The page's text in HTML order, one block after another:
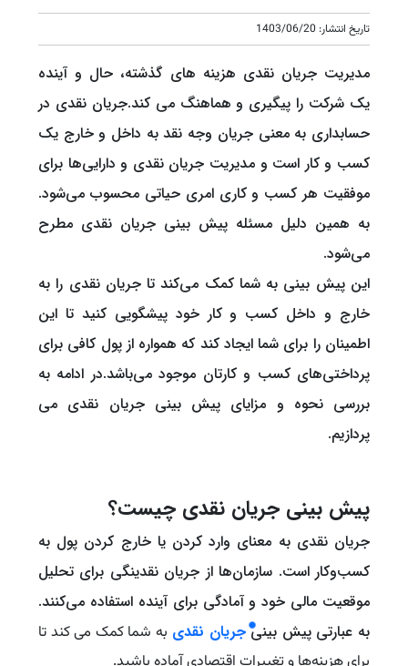
تاریخ انتشار: 1403/06/20
مدیریت جریان نقدی هزینه های گذشته، حال و آینده
یک شرکت را پیگیری و هماهنگ می کند.جریان نقدی در
حسابداری به معنی جریان وجه نقد به داخل و خارج یک
کسب و کار است و مدیریت جریان نقدی و دارایی‌ها برای
موفقیت هر کسب و کاری امری حیاتی محسوب می‌شود.
به همین دلیل مسئله پیش بینی جریان نقدی مطرح
می‌شود.
این پیش بینی به شما کمک می‌کند تا جریان نقدی را به
خارج و داخل کسب و کار خود پیشگویی کنید تا این
اطمینان را برای شما ایجاد کند که همواره از پول کافی برای
پرداختی‌های کسب و کارتان موجود می‌باشد.در ادامه به
بررسی نحوه و مزایای پیش بینی جریان نقدی می
پردازیم.
پیش بینی جریان نقدی چیست؟
جریان نقدی به معنای وارد کردن یا خارج کردن پول به
کسب‌وکار است. سازمان‌ها از جریان نقدینگی برای تحلیل
موقعیت مالی خود و آمادگی برای آینده استفاده می‌کنند.
به عبارتی پیش بینیجریان نقدی به شما کمک می کند تا